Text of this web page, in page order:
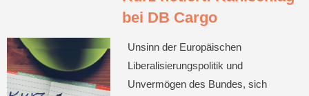
bei DB Cargo
Unsinn der Europäischen
Liberalisierungspolitik und
Unvermögen des Bundes, sich